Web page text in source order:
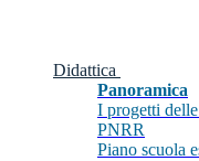
Didattica
Panoramica
I progetti
PNRR
Piano scuola